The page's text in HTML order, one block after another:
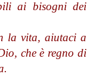
ai bisogni dei
la vita, aiutaci a
che è regno di